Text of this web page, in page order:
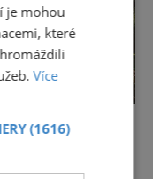
JÍDLO PO
je mohou
které
Více
(1616)